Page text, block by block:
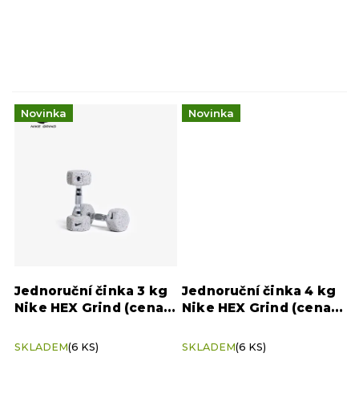
Novinka
Jednoruční činka 3 kg
Nike HEX Grind (cena
SKLADEM(6 KS)
Novinka
Jednoruční činka 4 kg
Nike HEX Grind (cena
SKLADEM(6 KS)